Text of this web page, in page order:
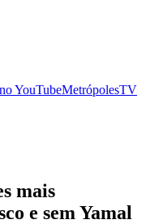
YouTubeMetrópolesTV
mais
e sem Yamal